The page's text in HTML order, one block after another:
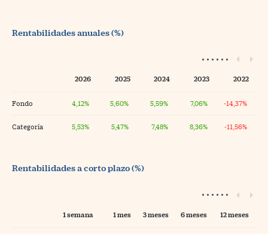
Rentabilidades anuales (%)
2026 2025 2024 2023 2022
Fondo 4,12% 5,60% 5,59% 7,06% -14,37%
Categoría 5,53% 5,47% 7,48% 8,36% -11,56%
Rentabilidades a corto plazo (%)
1 semana 1 mes 3 meses 6 meses 12 meses